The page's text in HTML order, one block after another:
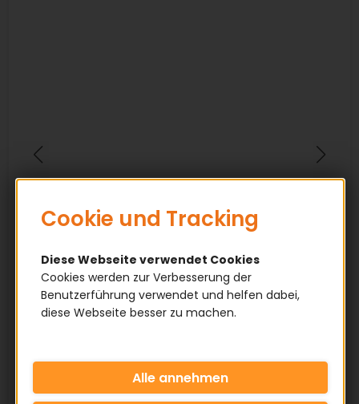
Cookie und Tracking
Diese Webseite verwendet Cookies
Cookies werden zur Verbesserung der
Benutzerführung verwendet und helfen dabei,
diese Webseite besser zu machen.